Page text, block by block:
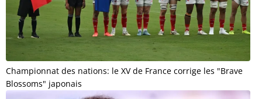
Championnat des nations: le XV de France corrige les "Brave
Blossoms" japonais